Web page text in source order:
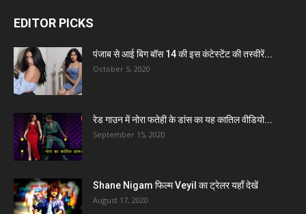
EDITOR PICKS
पंजाब से आई बिग बॉस 14 की इस कंटेस्टेंट की तस्वीरें...
October 5, 2020
रेड गाउन में नोरा फतेही के डांस का यह कातिल वीडियो...
September 15, 2020
Shane Nigam फिल्म Veyil का ट्रेलर यहाँ देखें
August 17, 2020